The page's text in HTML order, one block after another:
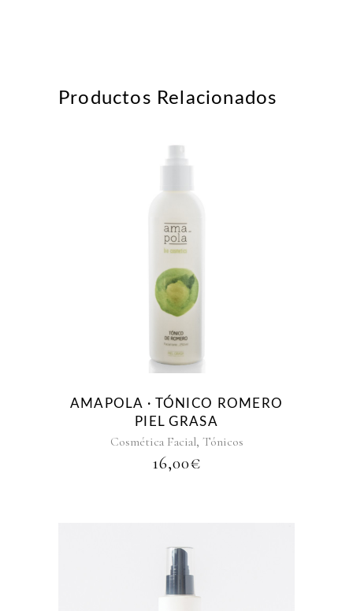
Productos Relacionados
AMAPOLA · TÓNICO ROMERO
PIEL GRASA
Cosmética Facial, Tónicos
16,00€